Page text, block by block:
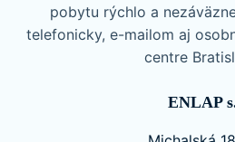
pobytu rýchlo a
telefonicky, e-mailom aj
centre
ENLAP